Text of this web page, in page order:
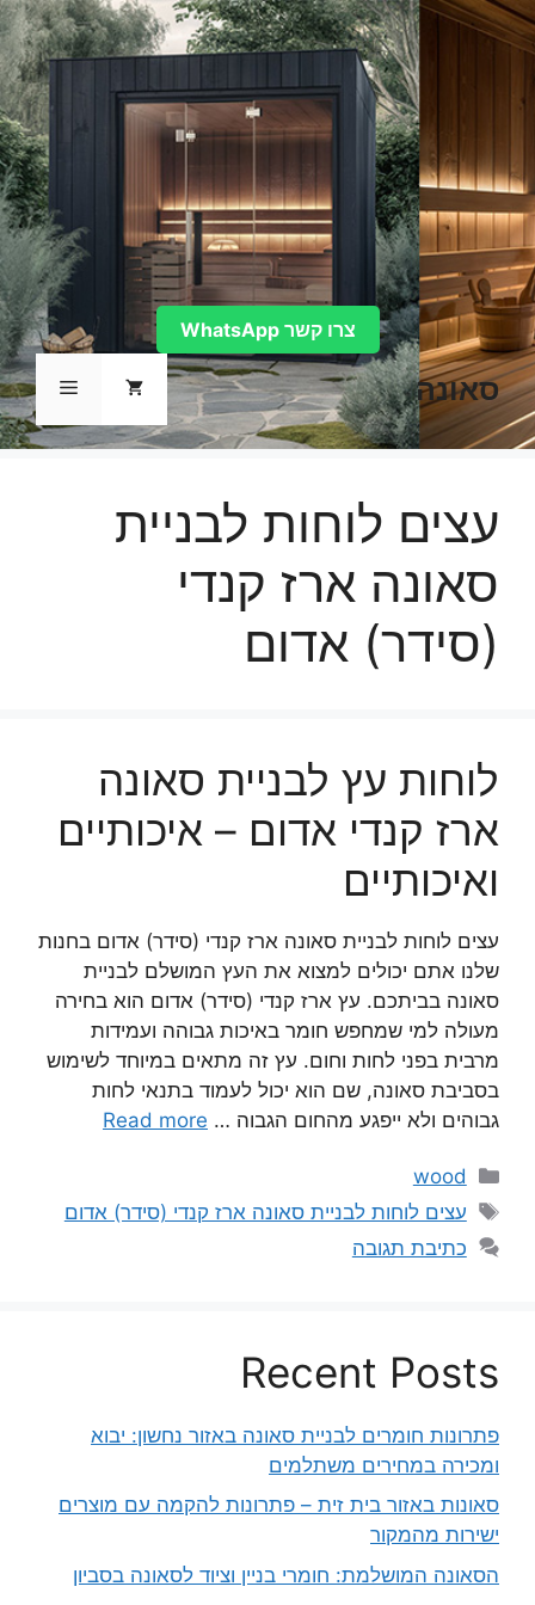
לדלג
לתוכן
סאונה תפריט
צרו קשר WhatsApp
עצים לוחות לבניית
סאונה ארז קנדי
(סידר) אדום
לוחות עץ לבניית סאונה
ארז קנדי אדום – איכותיים
ואיכותיים
עצים לוחות לבניית סאונה ארז קנדי (סידר) אדום בחנות
שלנו אתם יכולים למצוא את העץ המושלם לבניית
סאונה בביתכם. עץ ארז קנדי (סידר) אדום הוא בחירה
מעולה למי שמחפש חומר באיכות גבוהה ועמידות
מרבית בפני לחות וחום. עץ זה מתאים במיוחד לשימוש
בסביבת סאונה, שם הוא יכול לעמוד בתנאי לחות
גבוהים ולא ייפגע מהחום הגבוה … Read more
קטגוריות
wood
תגיות
עצים לוחות לבניית סאונה ארז קנדי (סידר) אדום
כתיבת תגובה
Recent Posts
פתרונות חומרים לבניית סאונה באזור נחשון: יבוא
ומכירה במחירים משתלמים
סאונות באזור בית זית – פתרונות להקמה עם מוצרים
ישירות מהמקור
הסאונה המושלמת: חומרי בניין וציוד לסאונה בסביון